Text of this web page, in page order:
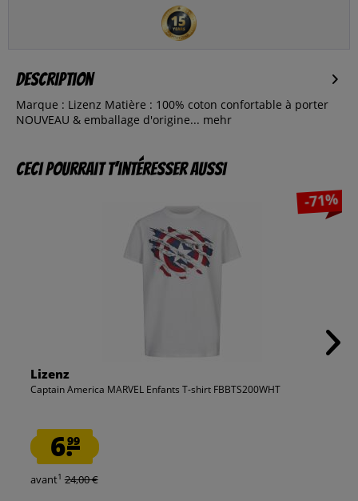
Description
Marque : Lizenz Matière : 100% coton confortable à porter
NOUVEAU & emballage d'origine... mehr
Ceci pourrait t’intéresser aussi
-71%
Lizenz
Captain America MARVEL Enfants T-shirt FBBTS200WHT
6.99
avant1 24,00 €